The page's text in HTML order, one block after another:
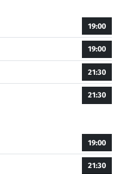
19:00
19:00
21:30
21:30
19:00
21:30